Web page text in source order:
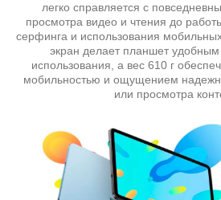
легко справляется с
просмотра видео и чтения до
серфинга и использования
экран делает планшет удобным
использования, а вес 610 г
мобильностью и ощущением
или просмотра